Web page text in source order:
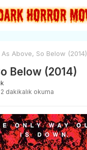
As Above, So Below (2014)
Below (2014)
2 dakikalık okuma